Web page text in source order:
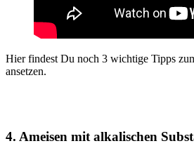
Hier findest Du noch 3 wichtige Tipps
ansetzen.
4. Ameisen mit alkalischen